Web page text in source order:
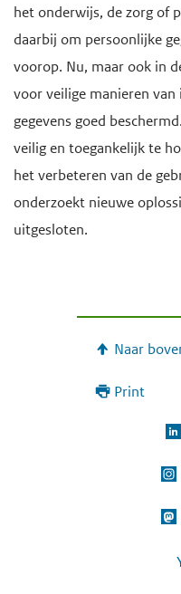
het onderwijs, de zorg of
daarbij om persoonlijke
voorop. Nu, maar ook in
voor veilige manieren
gegevens goed
veilig en toegankelijk te
het verbeteren van de
onderzoekt nieuwe
uitgesloten.
Naar
Print